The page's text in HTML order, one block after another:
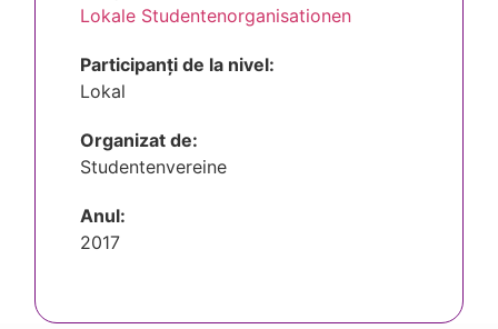
Lokale Studentenorganisationen
Participanți de la nivel:
Lokal
Organizat de:
Studentenvereine
Anul:
2017